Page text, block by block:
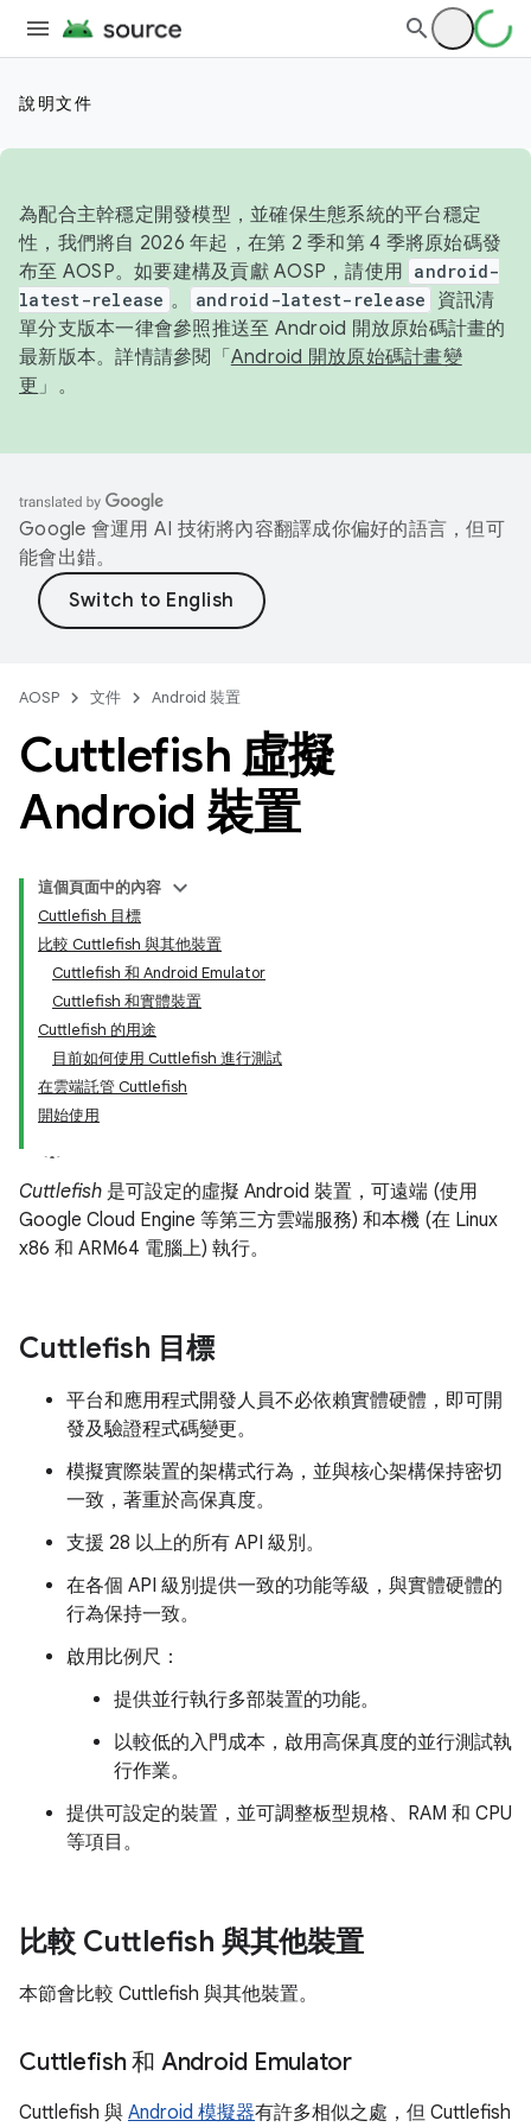
說明文件
為配合主幹穩定開發模型，並確保生態系統的平台穩定
性，我們將自 2026 年起，在第 2 季和第 4 季將原始碼發
布至 AOSP。如要建構及貢獻 AOSP，請使用 android-
latest-release 。 android-latest-release
資訊清
單分支版本一律會參照推送至 Android 開放原始碼計畫的
最新版本。詳情請參閱「 Android 開放原始碼計畫變
更 」。
Google 會運用 AI 技術將內容翻譯成你偏好的語言，但可
能會出錯。
AOSP 文件 Android 裝置
Cuttlefish 虛擬
Android 裝置
這個頁面中的內容
Cuttlefish 目標
比較 Cuttlefish 與其他裝置
Cuttlefish 和 Android Emulator
Cuttlefish 和實體裝置
Cuttlefish 的用途
目前如何使用 Cuttlefish 進行測試
在雲端託管 Cuttlefish
開始使用
Cuttlefish 是可設定的虛擬 Android 裝置，可遠端 (使用
Google Cloud Engine 等第三方雲端服務) 和本機 (在 Linux
x86 和 ARM64 電腦上) 執行。
Cuttlefish 目標
平台和應用程式開發人員不必依賴實體硬體，即可開
發及驗證程式碼變更。
模擬實際裝置的架構式行為，並與核心架構保持密切
一致，著重於高保真度。
支援 28 以上的所有 API 級別。
在各個 API 級別提供一致的功能等級，與實體硬體的
行為保持一致。
啟用比例尺：
提供並行執行多部裝置的功能。
以較低的入門成本，啟用高保真度的並行測試執
行作業。
提供可設定的裝置，並可調整板型規格、RAM 和 CPU
等項目。
比較 Cuttlefish 與其他裝置
本節會比較 Cuttlefish 與其他裝置。
Cuttlefish 和 Android Emulator
Cuttlefish 與 Android 模擬器有許多相似之處，但 Cuttlefish